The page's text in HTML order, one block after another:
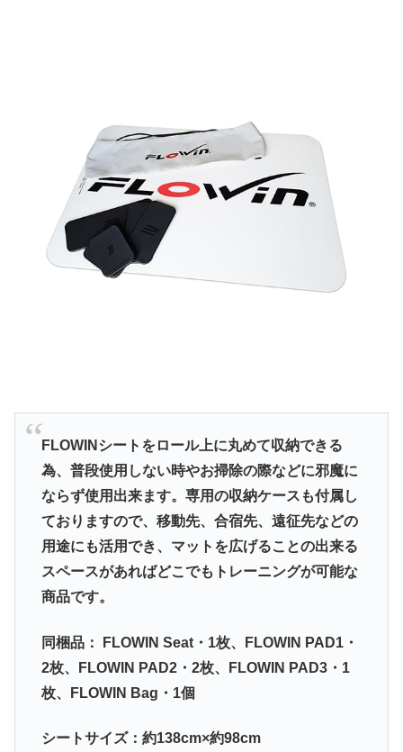
FLOWINシートをロール上に丸めて収納できる
為、普段使用しない時やお掃除の際などに邪魔に
ならず使用出来ます。専用の収納ケースも付属し
ておりますので、移動先、合宿先、遠征先などの
用途にも活用でき、マットを広げることの出来る
スペースがあればどこでもトレーニングが可能な
商品です。
同梱品： FLOWIN Seat・1枚、FLOWIN PAD1・
2枚、FLOWIN PAD2・2枚、FLOWIN PAD3・1
枚、FLOWIN Bag・1個
シートサイズ：約138cm×約98cm